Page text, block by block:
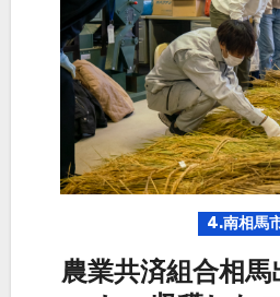
4.南相馬
農業共済組合相馬